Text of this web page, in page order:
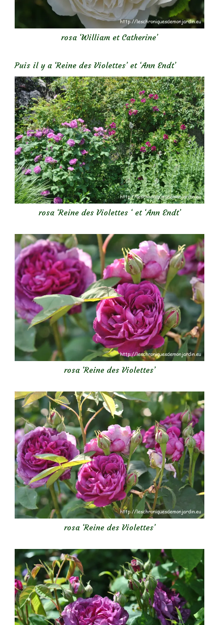
rosa ‘William et Catherine’
Puis il y a ‘Reine des Violettes’ et ‘Ann Endt’
rosa ‘Reine des Violettes ‘ et ‘Ann Endt’
rosa ‘Reine des Violettes’
rosa ‘Reine des Violettes’